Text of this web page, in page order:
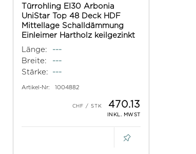
Türrohling EI30 Arbonia
UniStar Top 48 Deck HDF
Mittellage Schalldämmung
Einleimer Hartholz keilgezinkt
Länge:
---
Breite:
---
Stärke:
---
Artikel-Nr: 1004882
470.13
INKL. MWST